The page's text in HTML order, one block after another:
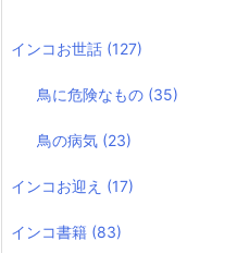
インコお世話 (127)
鳥に危険なもの (35)
鳥の病気 (23)
インコお迎え (17)
インコ書籍 (83)